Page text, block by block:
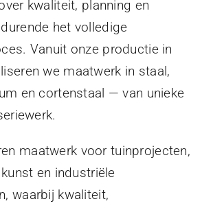
kwaliteit, planning en
het volledige
Vanuit onze productie in
we maatwerk in staal,
en cortenstaal — van unieke
maatwerk voor tuinprojecten,
en industriële
waarbij kwaliteit,